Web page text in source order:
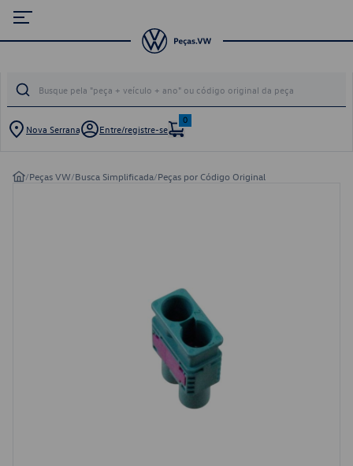
Nova Serrana Entre/registre-se
0
/Peças VW/Busca Simplificada/Peças por Código Original